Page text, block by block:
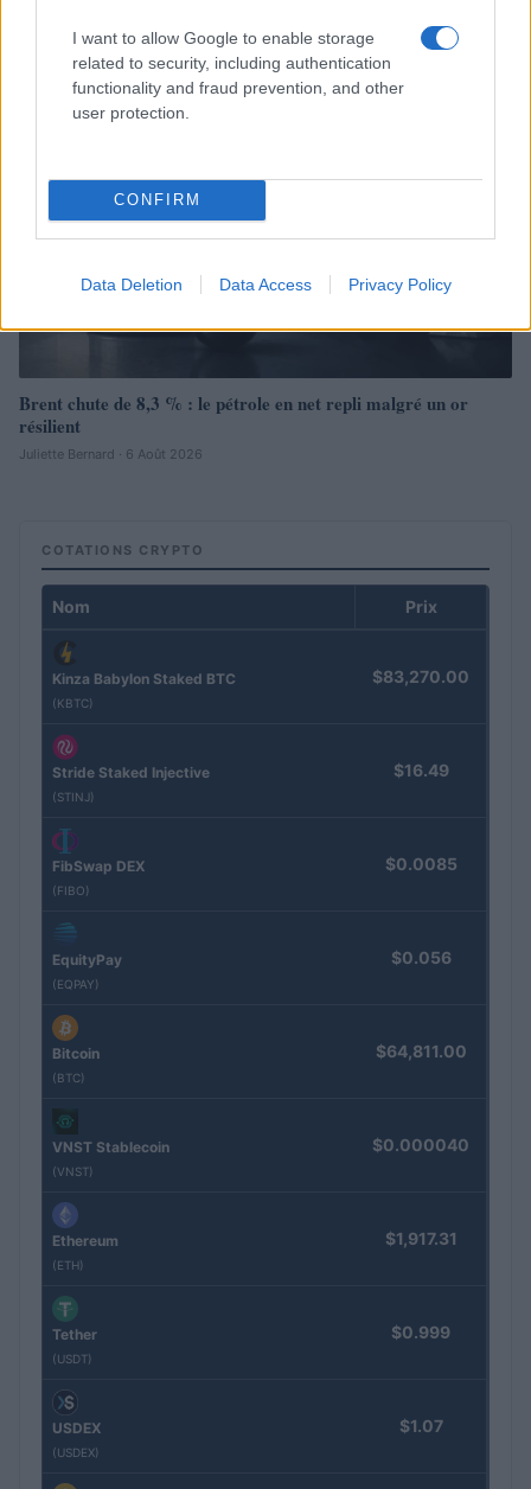
I want to allow Google to enable storage
related to security, including authentication
functionality and fraud prevention, and other
user protection.
CONFIRM
Data Deletion Data Access Privacy Policy
NEWS
Brent chute de 8,3 % : le pétrole en net repli malgré un or
résilient
Juliette Bernard · 6 Août 2026
COTATIONS CRYPTO
Nom Prix
Kinza Babylon Staked BTC
(KBTC)
$83,270.00
Stride Staked Injective
(STINJ)
$16.49
FibSwap DEX
(FIBO)
$0.0085
EquityPay
(EQPAY)
$0.056
Bitcoin
(BTC)
$64,811.00
VNST Stablecoin
(VNST)
$0.000040
Ethereum
(ETH)
$1,917.31
Tether
(USDT)
$0.999
USDEX
(USDEX)
$1.07